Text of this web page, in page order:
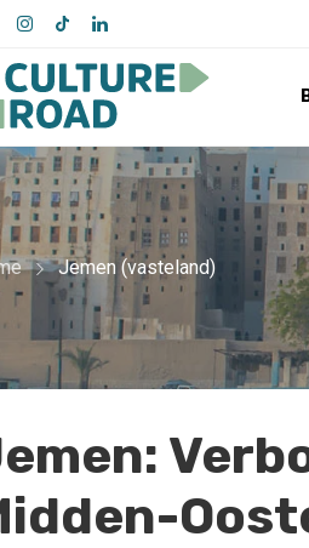
Jemen (vasteland)